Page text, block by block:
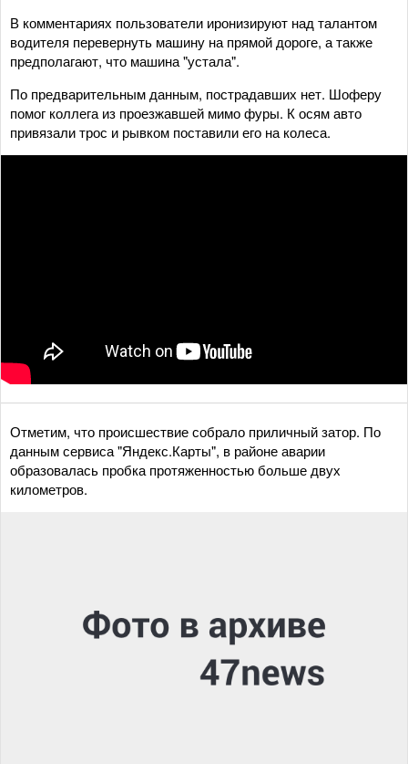
В комментариях пользователи иронизируют над талантом
водителя перевернуть машину на прямой дороге, а также
предполагают, что машина "устала".
По предварительным данным, пострадавших нет. Шоферу
помог коллега из проезжавшей мимо фуры. К осям авто
привязали трос и рывком поставили его на колеса.
Отметим, что происшествие собрало приличный затор. По
данным сервиса "Яндекс.Карты", в районе аварии
образовалась пробка протяженностью больше двух
километров.